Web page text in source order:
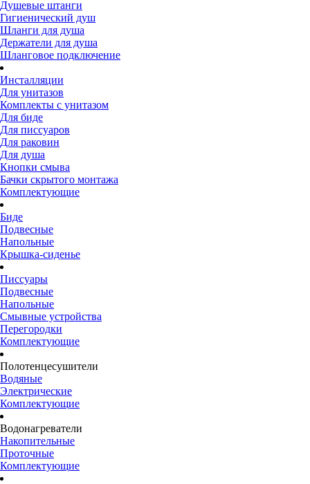
Душевые штанги
Гигиенический душ
Шланги для душа
Держатели для душа
Шланговое подключение
Инсталляции
Для унитазов
Комплекты с унитазом
Для биде
Для писсуаров
Для раковин
Для душа
Кнопки смыва
Бачки скрытого монтажа
Комплектующие
Биде
Подвесные
Напольные
Крышка-сиденье
Писсуары
Подвесные
Напольные
Смывные устройства
Перегородки
Комплектующие
Полотенцесушители
Водяные
Электрические
Комплектующие
Водонагреватели
Накопительные
Проточные
Комплектующие